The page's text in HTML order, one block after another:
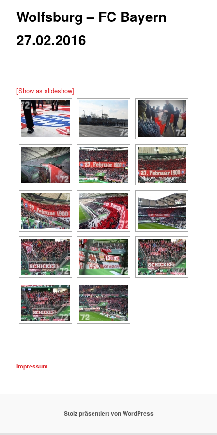
Wolfsburg – FC Bayern
27.02.2016
[Show as slideshow]
Impressum
Stolz präsentiert von WordPress